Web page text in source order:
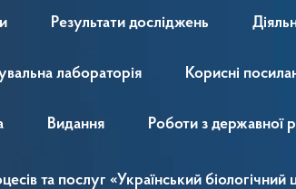
Результати досліджень
лабораторія Корисні
Видання Роботи з державної
та послуг «Український